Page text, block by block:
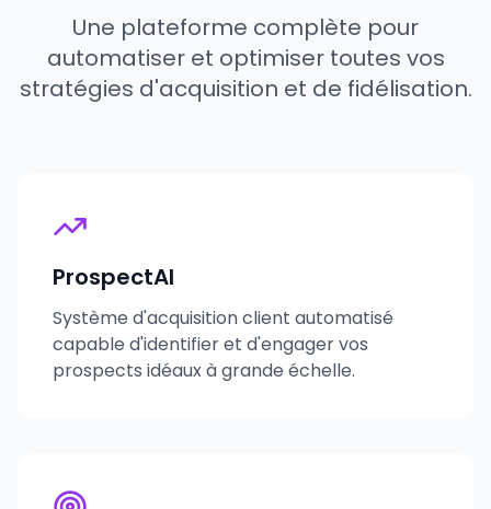
Une plateforme complète pour
automatiser et optimiser toutes vos
stratégies d'acquisition et de fidélisation.
ProspectAI
Système d'acquisition client automatisé
capable d'identifier et d'engager vos
prospects idéaux à grande échelle.